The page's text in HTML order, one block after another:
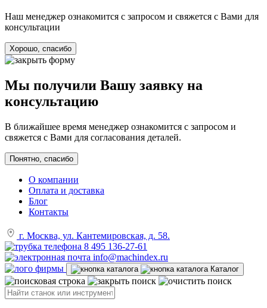
Наш менеджер ознакомится с запросом и свяжется с Вами для
консультации
Хорошо, спасибо
Мы получили Вашу заявку на
консультацию
В ближайшее время менеджер ознакомится с запросом и
свяжется с Вами для согласования деталей.
Понятно, спасибо
О компании
Оплата и доставка
Блог
Контакты
г. Москва, ул. Кантемировская, д. 58.
8 495 136-27-61
info@machindex.ru
Каталог